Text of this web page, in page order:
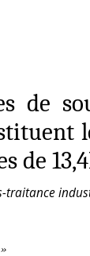
de
de